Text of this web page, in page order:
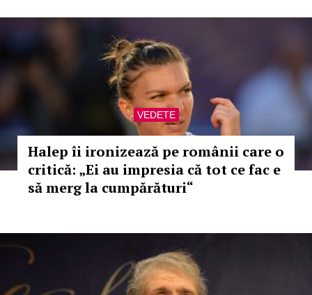
VEDETE
Halep îi ironizează pe românii care o
critică: „Ei au impresia că tot ce fac e
să merg la cumpărături“